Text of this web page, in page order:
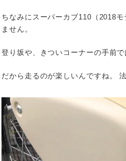
ちなみにスーパーカブ110（2018
ません。
登り坂や、きついコーナーの手前
だから走るのが楽しいんですね。